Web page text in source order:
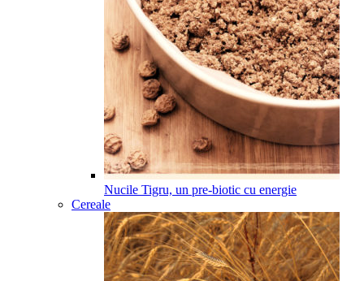
Nucile Tigru, un pre-biotic cu energie
Cereale